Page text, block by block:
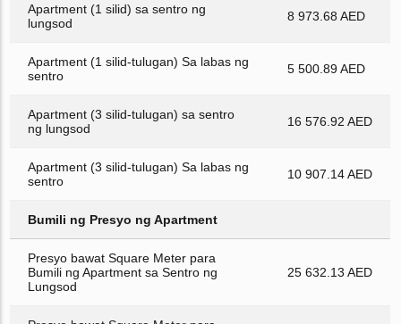
Apartment (1 silid) sa sentro ng
lungsod
8 973.68 AED
Apartment (1 silid-tulugan) Sa labas ng
sentro
5 500.89 AED
Apartment (3 silid-tulugan) sa sentro
ng lungsod
16 576.92 AED
Apartment (3 silid-tulugan) Sa labas ng
sentro
10 907.14 AED
Bumili ng Presyo ng Apartment
Presyo bawat Square Meter para
Bumili ng Apartment sa Sentro ng
Lungsod
25 632.13 AED